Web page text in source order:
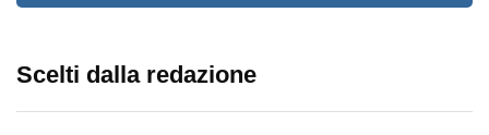
Scelti dalla redazione